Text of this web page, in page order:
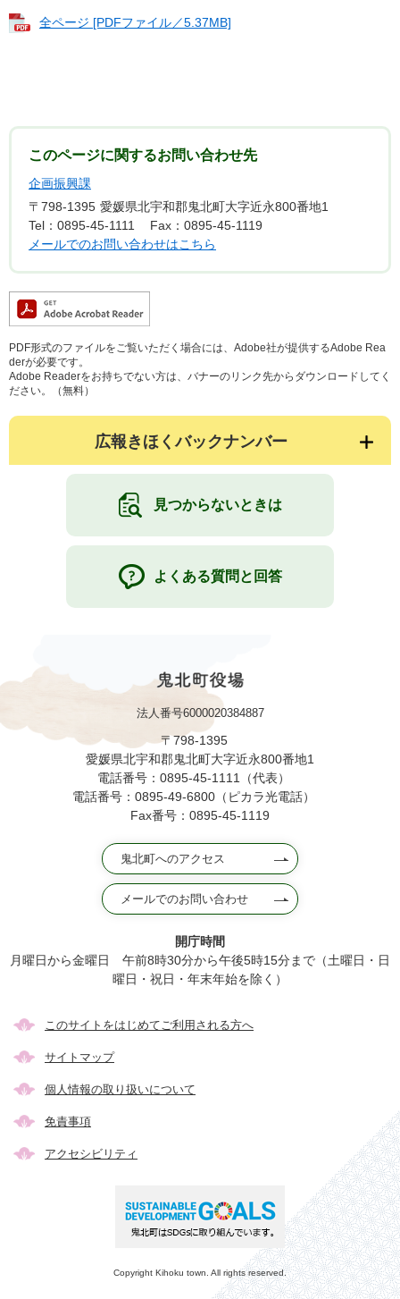
全ページ [PDFファイル／5.37MB]
このページに関するお問い合わせ先
企画振興課
〒798-1395 愛媛県北宇和郡鬼北町大字近永800番地1
Tel：0895-45-1111
Fax：0895-45-1119
メールでのお問い合わせはこちら
PDF形式のファイルをご覧いただく場合には、Adobe社が提供するAdobe Rea
derが必要です。
Adobe Readerをお持ちでない方は、バナーのリンク先からダウンロードしてく
ださい。（無料）
広報きほくバックナンバー
見つからないときは
よくある質問と回答
法人番号6000020384887
〒798-1395
愛媛県北宇和郡鬼北町大字近永800番地1
電話番号：0895-45-1111（代表）
電話番号：0895-49-6800（ピカラ光電話）
Fax番号：0895-45-1119
鬼北町へのアクセス
メールでのお問い合わせ
開庁時間
月曜日から金曜日 午前8時30分から午後5時15分まで（土曜日・日
曜日・祝日・年末年始を除く）
このサイトをはじめてご利用される方へ
サイトマップ
個人情報の取り扱いについて
免責事項
アクセシビリティ
Copyright Kihoku town. All rights reserved.